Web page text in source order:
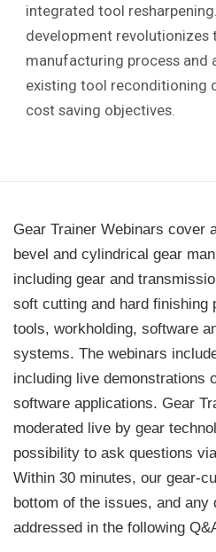
integrated tool
development revolutionizes
manufacturing process and
existing tool reconditioning
cost saving objectives.
Gear Trainer Webinars cover
bevel and cylindrical gear
including gear and
soft cutting and hard finishing
tools, workholding, software
systems. The webinars
including live demonstrations
software applications. Gear
moderated live by gear
possibility to ask questions
Within 30 minutes, our gear-
bottom of the issues, and any
addressed in the following